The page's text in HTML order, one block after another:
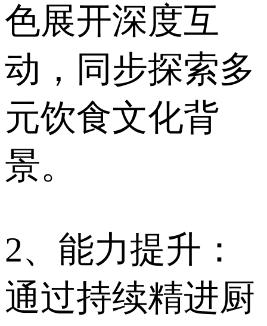
色展开深度互
动，同步探索多
元饮食文化背
景。
2、能力提升：
通过持续精进厨